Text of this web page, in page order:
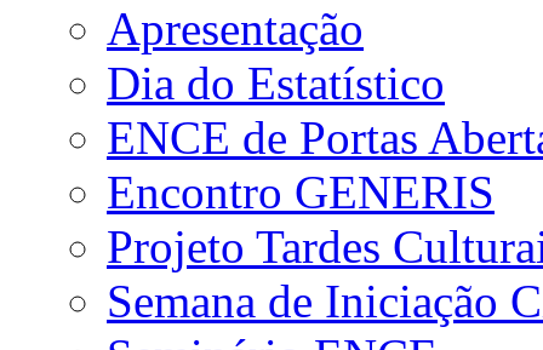
Apresentação
Dia do Estatístico
ENCE de Portas
Encontro GENERIS
Projeto Tardes
Semana de Iniciação